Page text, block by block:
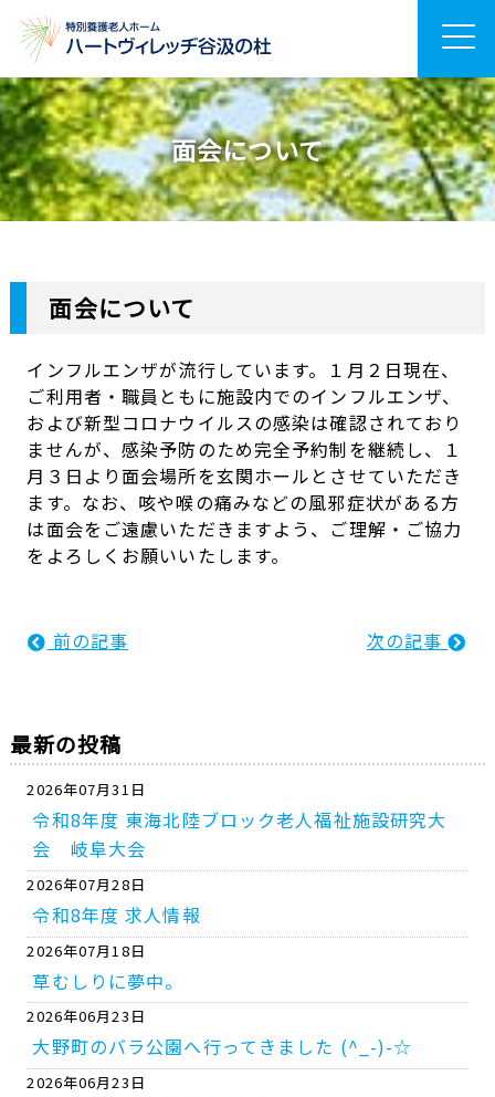
面会について
面会について
インフルエンザが流行しています。１月２日現在、
ご利用者・職員ともに施設内でのインフルエンザ、
および新型コロナウイルスの感染は確認されており
ませんが、感染予防のため完全予約制を継続し、１
月３日より面会場所を玄関ホールとさせていただき
ます。なお、咳や喉の痛みなどの風邪症状がある方
は面会をご遠慮いただきますよう、ご理解・ご協力
をよろしくお願いいたします。
前の記事 次の記事
最新の投稿
2026年07月31日
令和8年度 東海北陸ブロック老人福祉施設研究大
会 岐阜大会
2026年07月28日
令和8年度 求人情報
2026年07月18日
草むしりに夢中。
2026年06月23日
大野町のバラ公園へ行ってきました (^_-)-☆
2026年06月23日